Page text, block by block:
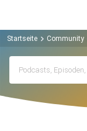
Startseite Community